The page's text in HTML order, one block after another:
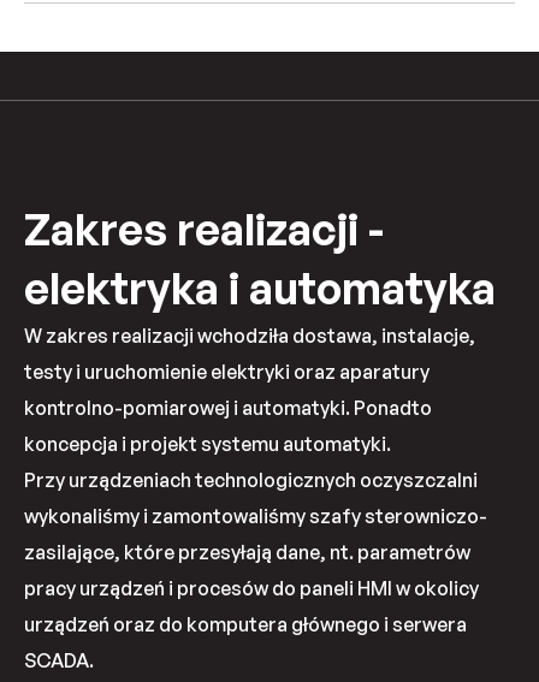
Zakres realizacji -
elektryka i automatyka
W zakres realizacji wchodziła dostawa, instalacje,
testy i uruchomienie elektryki oraz aparatury
kontrolno-pomiarowej i automatyki. Ponadto
koncepcja i projekt systemu automatyki.
Przy urządzeniach technologicznych oczyszczalni
wykonaliśmy i zamontowaliśmy szafy sterowniczo-
zasilające, które przesyłają dane, nt. parametrów
pracy urządzeń i procesów do paneli HMI w okolicy
urządzeń oraz do komputera głównego i serwera
SCADA.